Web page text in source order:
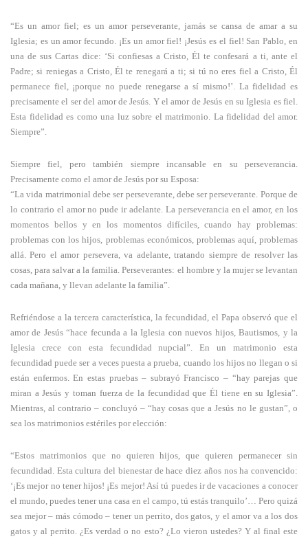
“Es un amor fiel; es un amor perseverante, jamás se cansa de amar a su
Iglesia; es un amor fecundo. ¡Es un amor fiel! ¡Jesús es el fiel! San Pablo, en
una de sus Cartas dice: ‘Si confiesas a Cristo, Él te confesará a ti, ante el
Padre; si reniegas a Cristo, Él te renegará a ti; si tú no eres fiel a Cristo, Él
permanece fiel, ¡porque no puede renegarse a sí mismo!’. La fidelidad es
precisamente el ser del amor de Jesús. Y el amor de Jesús en su Iglesia es fiel.
Esta fidelidad es como una luz sobre el matrimonio. La fidelidad del amor.
Siempre”.
Siempre fiel, pero también siempre incansable en su perseverancia.
Precisamente como el amor de Jesús por su Esposa:
“La vida matrimonial debe ser perseverante, debe ser perseverante. Porque de
lo contrario el amor no pude ir adelante. La perseverancia en el amor, en los
momentos bellos y en los momentos difíciles, cuando hay problemas:
problemas con los hijos, problemas económicos, problemas aquí, problemas
allá. Pero el amor persevera, va adelante, tratando siempre de resolver las
cosas, para salvar a la familia. Perseverantes: el hombre y la mujer se levantan
cada mañana, y llevan adelante la familia”.
Refriéndose a la tercera característica, la fecundidad, el Papa observó que el
amor de Jesús “hace fecunda a la Iglesia con nuevos hijos, Bautismos, y la
Iglesia crece con esta fecundidad nupcial”. En un matrimonio esta
fecundidad puede ser a veces puesta a prueba, cuando los hijos no llegan o si
están enfermos. En estas pruebas – subrayó Francisco – “hay parejas que
miran a Jesús y toman fuerza de la fecundidad que Él tiene en su Iglesia”.
Mientras, al contrario – concluyó – “hay cosas que a Jesús no le gustan”, o
sea los matrimonios estériles por elección:
“Estos matrimonios que no quieren hijos, que quieren permanecer sin
fecundidad. Esta cultura del bienestar de hace diez años nos ha convencido:
‘¡Es mejor no tener hijos! ¡Es mejor! Así tú puedes ir de vacaciones a conocer
el mundo, puedes tener una casa en el campo, tú estás tranquilo’… Pero quizá
sea mejor – más cómodo – tener un perrito, dos gatos, y el amor va a los dos
gatos y al perrito. ¿Es verdad o no esto? ¿Lo vieron ustedes? Y al final este